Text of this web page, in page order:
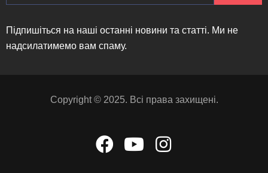
Підпишіться на наші останні новини та статті. Ми не
надсилатимемо вам спаму.
Copyright © 2025. Всі права захищені.